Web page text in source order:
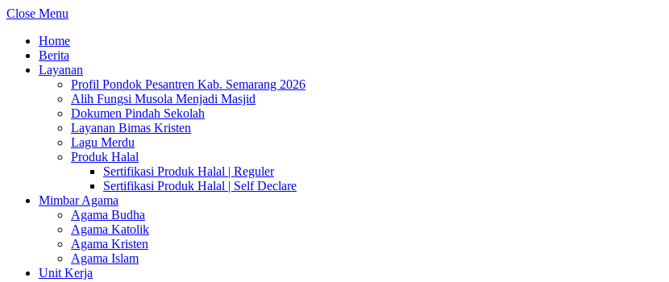
Close Menu
Home
Berita
Layanan
Profil Pondok Pesantren Kab. Semarang 2026
Alih Fungsi Musola Menjadi Masjid
Dokumen Pindah Sekolah
Layanan Bimas Kristen
Lagu Merdu
Produk Halal
Sertifikasi Produk Halal | Reguler
Sertifikasi Produk Halal | Self Declare
Mimbar Agama
Agama Budha
Agama Katolik
Agama Kristen
Agama Islam
Unit Kerja